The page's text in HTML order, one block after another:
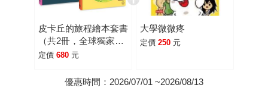
職博覽會招生訊息很多。為什麼爸比選這校的原因說給你
代表學校熱情積極。 學校就算是個學店，學生很多就表示年
年辦學有獲利。有獲利就願意投資到教學。是正向發展。」
學校沒錢沒學生哪能辦事。這高職同學很多，表示辦學一
皮卡丘的旅程繪本套書
（共2冊，全球獨家贈
品：皮卡丘與好朋友貼
定價 680 元
大學微微疼
定價 250 元
優惠時間：2026/07/01 ~2026/08/13